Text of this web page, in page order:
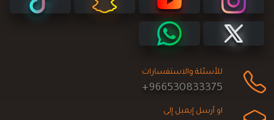
للأسئلة والاستفسارات
+966530833375
او أرسل إيميل إلى